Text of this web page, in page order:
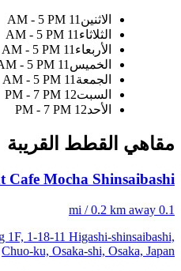
الاثنين 11 AM - 5 PM
الثلاثاء 11 AM - 5 PM
الأربعاء 11 AM - 5 PM
الخميس 11 AM - 5 PM
الجمعة 11 AM - 5 PM
السبت12 PM - 7 PM
الأحد12 PM - 7 PM
مقاهي القطط القريبة
Cafe Mocha Shinsaibashi
0.1 mi / 0.2 km away
1-18-11 Higashi-shinsaibashi,
Chuo-ku, Osaka-shi, Osaka, Japan